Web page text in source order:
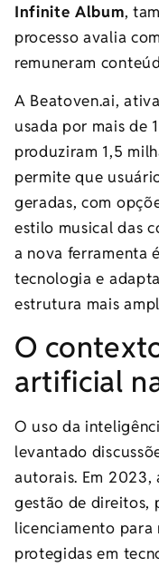
Infinite Album,
processo avalia
remuneram
A Beatoven.ai,
usada por mais de
produziram 1,5
permite que
geradas, com
estilo musical das
a nova ferramenta
tecnologia e
estrutura mais
O
artificial
O uso da
levantado
autorais. Em 2023,
gestão de direitos,
licenciamento para
protegidas em